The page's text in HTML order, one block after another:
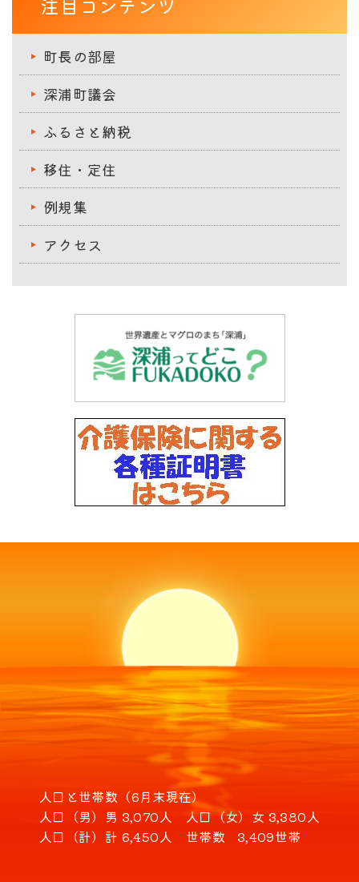
町長の部屋
深浦町議会
ふるさと納税
移住・定住
例規集
アクセス
人口と世帯数（6月末現在）
人口（男） 男 3,070人 人口（女） 女 3,380人
人口（計） 計 6,450人 世帯数 3,409世帯